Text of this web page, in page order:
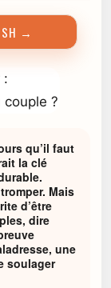
→
qu’il faut
la clé
Mais
d’être
dire
une
soulager